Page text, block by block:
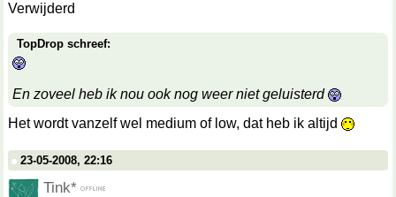
Verwijderd
TopDrop schreef:
En zoveel heb ik nou ook nog weer niet geluisterd
Het wordt vanzelf wel medium of low, dat heb ik altijd
23-05-2008, 22:16
Tink*